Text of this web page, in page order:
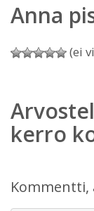
Anna
(ei
kerro
Kommentti,